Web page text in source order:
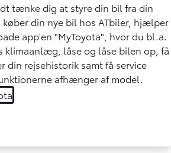
tænke dig at styre din bil fra din
køber din nye bil hos ATbiler, hjælper
app'en "MyToyota", hvor du bl.a.
klimaanlæg, låse og låse bilen op, få
din rejsehistorik samt få service
afhænger af model.